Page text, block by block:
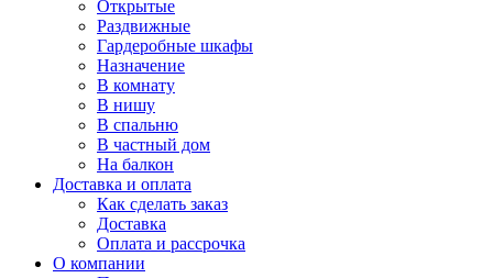
Открытые
Раздвижные
Гардеробные шкафы
Назначение
В комнату
В нишу
В спальню
В частный дом
На балкон
Доставка и оплата
Как сделать заказ
Доставка
Оплата и рассрочка
О компании